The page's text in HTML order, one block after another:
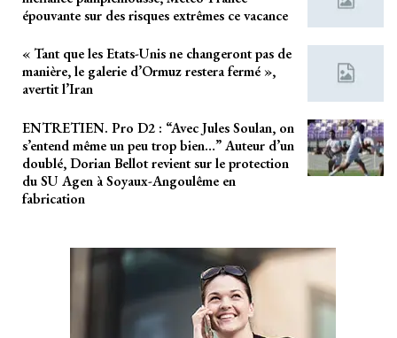
épouvante sur des risques extrêmes ce vacance
« Tant que les Etats-Unis ne changeront pas de
manière, le galerie d’Ormuz restera fermé »,
avertit l’Iran
ENTRETIEN. Pro D2 : “Avec Jules Soulan, on
s’entend même un peu trop bien…” Auteur d’un
doublé, Dorian Bellot revient sur le protection
du SU Agen à Soyaux-Angoulême en
fabrication